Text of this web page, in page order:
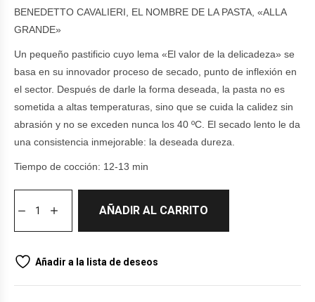
BENEDETTO CAVALIERI, EL NOMBRE DE LA PASTA, «ALLA
GRANDE»
Un pequeño pastificio cuyo lema «El valor de la delicadeza» se
basa en su innovador proceso de secado, punto de inflexión en
el sector. Después de darle la forma deseada, la pasta no es
sometida a altas temperaturas, sino que se cuida la calidez sin
abrasión y no se exceden nunca los 40 ºC. El secado lento le da
una consistencia inmejorable: la deseada dureza.
Tiempo de cocción: 12-13 min
AÑADIR AL CARRITO
Añadir a la lista de deseos